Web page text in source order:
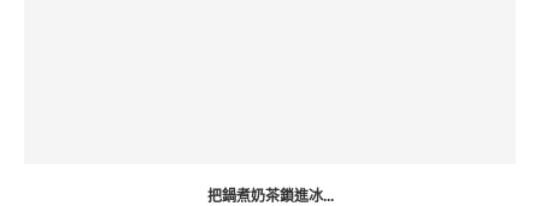
把鍋煮奶茶鎖進冰...